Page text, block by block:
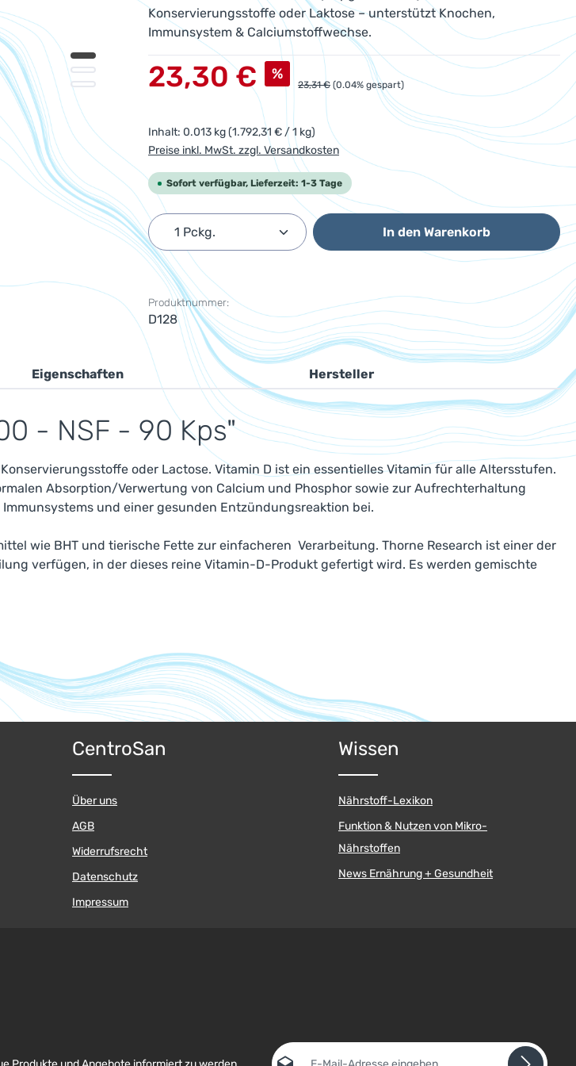
Konservierungsstoffe oder Laktose – unterstützt Knochen,
Immunsystem & Calciumstoffwechse.
Verkaufspreis:
23,30 € %
Regulärer Preis:
23,31 € (0.04% gespart)
Inhalt: 0.013 kg(1.792,31 € / 1 kg)
Preise inkl. MwSt. zzgl. Versandkosten
Sofort verfügbar, Lieferzeit: 1-3 Tage
Produkt Anzahl: Gib den gewünschten Wert ein
In den Warenkorb
Produktnummer:
D128
Eigenschaften Hersteller
- NSF - 90 Kps"
oder Lactose. Vitamin D ist ein essentielles Vitamin für alle Altersstufen.
Absorption/Verwertung von Calcium und Phosphor sowie zur Aufrechterhaltung
und einer gesunden Entzündungsreaktion bei.
wie BHT und tierische Fette zur einfacheren Verarbeitung. Thorne Research ist einer der
verfügen, in der dieses reine Vitamin-D-Produkt gefertigt wird. Es werden gemischte
CentroSan
Über uns
AGB
Widerrufsrecht
Datenschutz
Impressum
Wissen
Nährstoff-Lexikon
Funktion & Nutzen von Mikro-
Nährstoffen
News Ernährung + Gesundheit
E-Mail-Adresse*